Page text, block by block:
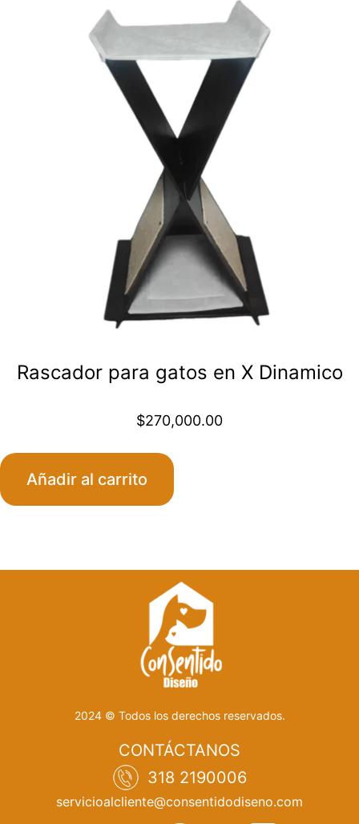
Rascador para gatos en X Dinamico
$270,000.00
Añadir al carrito
2024 © Todos los derechos reservados.
CONTÁCTANOS
318 2190006
servicioalcliente@consentidodiseno.com